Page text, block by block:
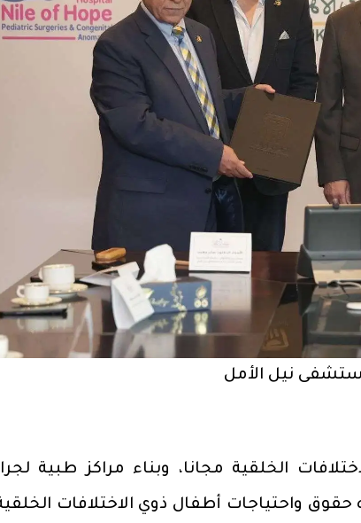
نيل الأمل
الخلقية مجانا، وبناء مراكز طبية
واحتياجات أطفال ذوي الاختلافات